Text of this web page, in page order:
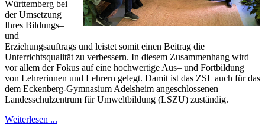
Württemberg bei
der Umsetzung
Ihres Bildungs–
und
Erziehungsauftrags und leistet somit einen Beitrag die
Unterrichtsqualität zu verbessern. In diesem Zusammenhang wird
vor allem der Fokus auf eine hochwertige Aus– und Fortbildung
von Lehrerinnen und Lehrern gelegt. Damit ist das ZSL auch für das
dem Eckenberg-Gymnasium Adelsheim angeschlossenen
Landesschulzentrum für Umweltbildung (LSZU) zuständig.
Weiterlesen ...